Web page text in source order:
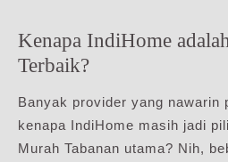
Kenapa IndiHome
Terbaik?
Banyak provider yang nawarin
kenapa IndiHome masih jadi
Murah Tabanan utama? Nih,